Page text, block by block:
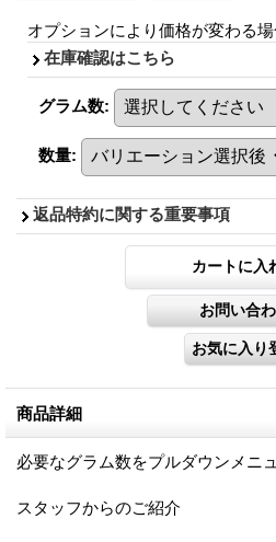
オプションにより価格が変わる場
在庫確認はこちら
グラム数:
数量:
返品特約に関する重要事項
商品詳細
必要なグラム数をプルダウンメニ
スタッフからのご紹介